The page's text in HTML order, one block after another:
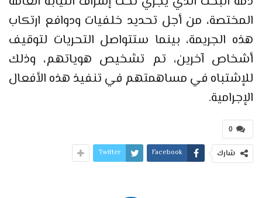
المختصة، من أجل تحديد خلفيات ودوافع ارتكاب
هذه الجريمة، بينما ستتواصل التحريات لتوقيف
أشخاص آخرين، تم تشخيص هوياتهم، وذلك
للإشتباه في مساهمتهم في تنفيذ هذه الأفعال
الإجرامية.
0
شارك Facebook
Twitter